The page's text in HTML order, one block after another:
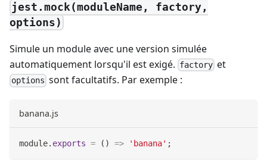
jest.mock(moduleName, factory,
options)
Simule un module avec une version simulée
automatiquement lorsqu'il est exigé. factory et
options sont facultatifs. Par exemple :
banana.js
module. exports = ( ) => 'banana' ;